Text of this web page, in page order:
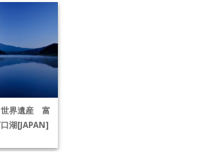
世界遺産 富
湖[JAPAN]